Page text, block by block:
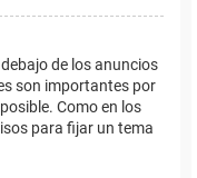
de los anuncios
son importantes por
Como en los
para fijar un tema